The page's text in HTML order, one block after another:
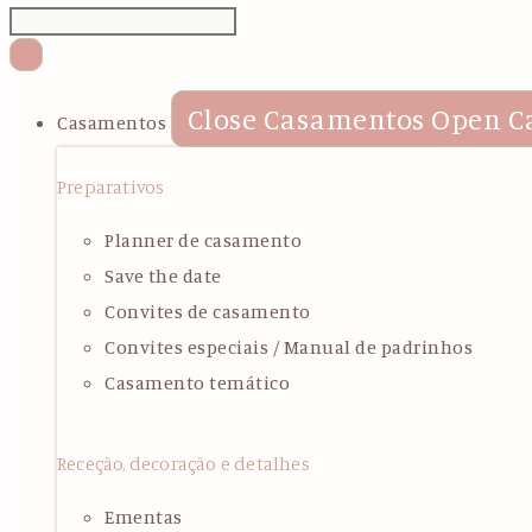
Casamentos Close Casamentos Open
Preparativos
Planner de casamento
Save the date
Convites de casamento
Convites especiais / Manual de padrinhos
Casamento temático
Receção, decoração e detalhes
Ementas